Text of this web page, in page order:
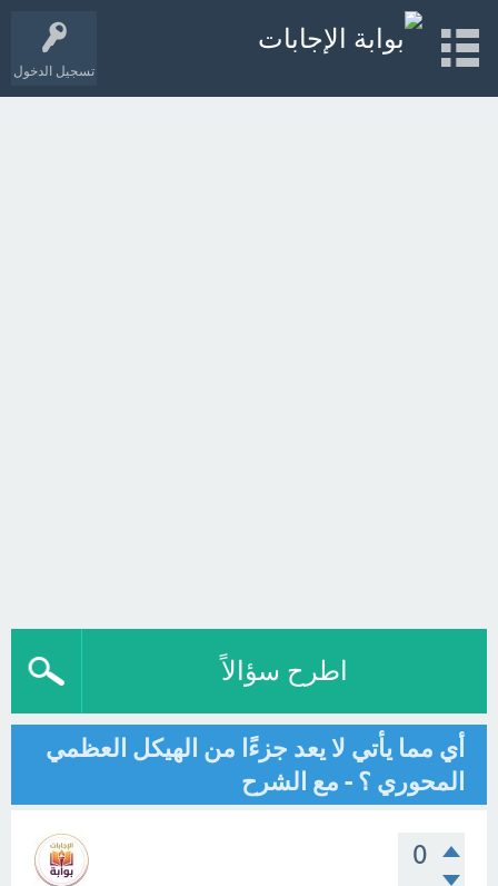
تسجيل الدخول
اطرح سؤالاً
أي مما يأتي لا يعد جزءًا من الهيكل العظمي
المحوري ؟ - مع الشرح
0